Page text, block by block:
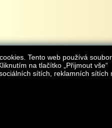
je AGROMARKET IRSI
Tento web používá
na tlačítko „Přijmout vše“
sítích, reklamních sítích